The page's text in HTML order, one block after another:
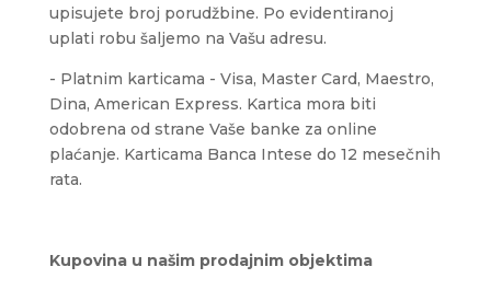
upisujete broj porudžbine. Po evidentiranoj
uplati robu šaljemo na Vašu adresu.
- Platnim karticama - Visa, Master Card, Maestro,
Dina, American Express. Kartica mora biti
odobrena od strane Vaše banke za online
plaćanje. Karticama Banca Intese do 12 mesečnih
rata.
Kupovina u našim prodajnim objektima